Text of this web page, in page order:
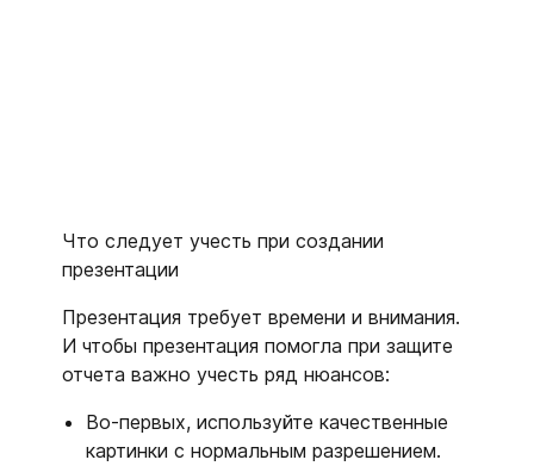
Что следует учесть при создании
презентации
Презентация требует времени и внимания.
И чтобы презентация помогла при защите
отчета важно учесть ряд нюансов:
Во-первых, используйте качественные
картинки с нормальным разрешением.